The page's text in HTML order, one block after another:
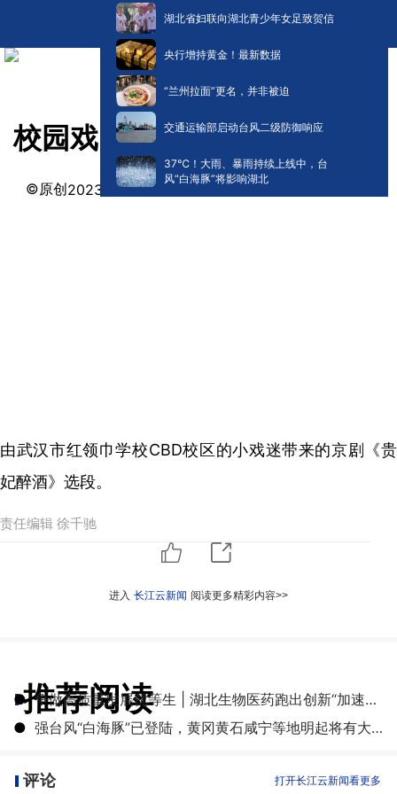
湖北省妇联向湖北青少年女足致贺信
央行增持黄金！最新数据
“兰州拉面”更名，并非被迫
交通运输部启动台风二级防御响应
​37℃！大雨、暴雨持续上线中，台
风“白海豚”将影响湖北
校园戏曲风 |《贵妃醉酒》
©原创2023-03-29 09:06阅读:0
由武汉市红领巾学校CBD校区的小戏迷带来的京剧《贵
妃醉酒》选段。
责任编辑 徐千驰
进入 长江云新闻 阅读更多精彩内容>>
推荐阅读
●
争做高质量发展优等生 | 湖北生物医药跑出创新“加速度”
●
强台风“白海豚”已登陆，黄冈黄石咸宁等地明起将有大雨到暴雨
评论 打开长江云新闻看更多